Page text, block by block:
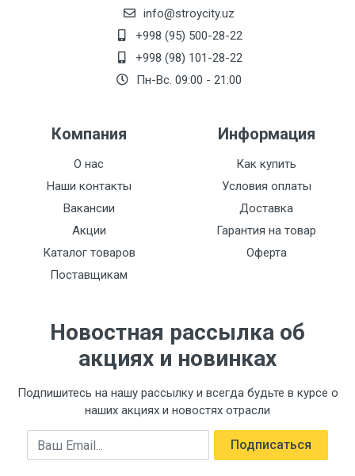
F34901-4 (гайка)
info@stroycity.uz
+998 (95) 500-28-22
+998 (98) 101-28-22
Пн-Вс. 09:00 - 21:00
Компания
О нас
Наши контакты
Вакансии
Акции
Каталог товаров
Поставщикам
Информация
Как купить
Условия оплаты
Доставка
Гарантия на товар
Оферта
Новостная рассылка об
акциях и новинках
Подпишитесь на нашу рассылку и всегда будьте в курсе о
наших акциях и новостях отрасли
Email Подписаться